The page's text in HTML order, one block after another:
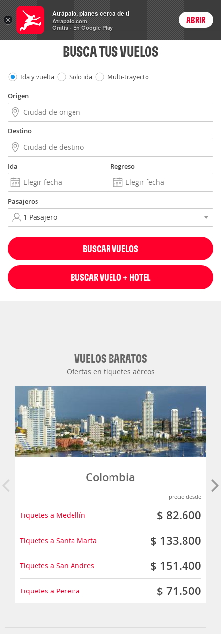
Vuelos Login
BUSCA TUS VUELOS
Ida y vuelta Solo ida Multi-trayecto
Origen
Destino
Ida Regreso
Pasajeros
BUSCAR VUELOS
BUSCAR VUELO + HOTEL
VUELOS BARATOS
Ofertas en tiquetes aéreos
Colombia
precio desde
Tiquetes a Medellín $ 82.600
Tiquetes a Santa Marta $ 133.800
Tiquetes a San Andres $ 151.400
Tiquetes a Pereira $ 71.500
×
Atrápalo, planes cerca de ti
Atrapalo.com
Gratis - En Google Play
ABRIR